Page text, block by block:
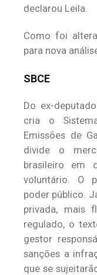
declarou Leila.
Como foi
para nova
SBCE
Do ex-
cria o
Emissões de
divide o
brasileiro em
voluntário. O
poder público.
privada, mais
regulado, o
gestor
sanções a
que se